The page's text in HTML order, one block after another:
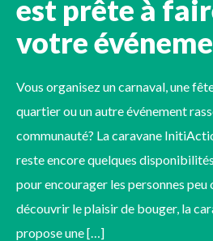
est prête à
votre
Vous organisez un carnaval, une
quartier ou un autre événement
communauté? La caravane
reste encore quelques
pour encourager les personnes peu
découvrir le plaisir de bouger, la
propose une […]